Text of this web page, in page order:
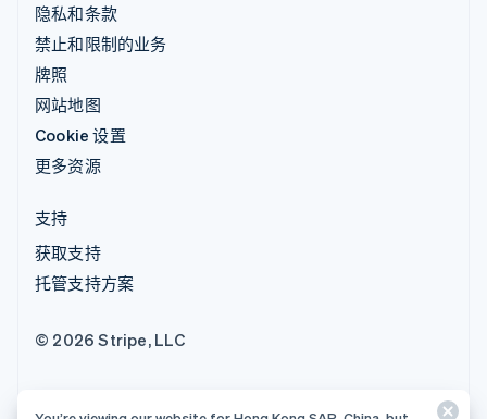
隐私和条款
禁止和限制的业务
牌照
网站地图
Cookie 设置
更多资源
支持
获取支持
托管支持方案
© 2026 Stripe, LLC